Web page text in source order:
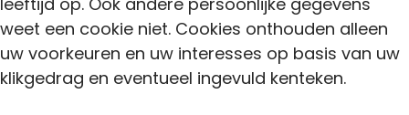
weet een cookie niet. Cookies onthouden alleen
uw voorkeuren en uw interesses op basis van uw
klikgedrag en eventueel ingevuld kenteken.